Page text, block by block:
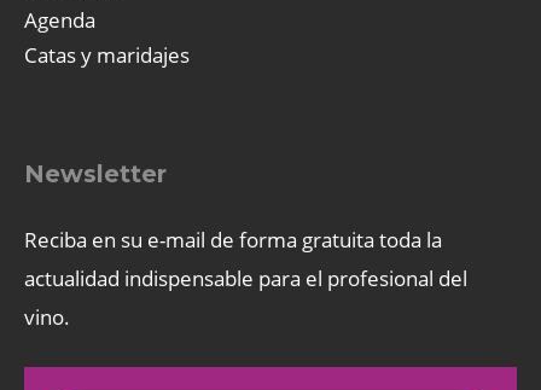
Agenda
Catas y maridajes
Newsletter
Reciba en su e-mail de forma gratuita toda la
actualidad indispensable para el profesional del
vino.